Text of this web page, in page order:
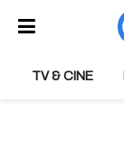
TV & CINE